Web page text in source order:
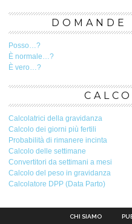
DOMANDE
Posso…?
È normale…?
È vero…?
Calcolatrici della gravidanza
Calcolo dei giorni più fertili
Probabilità di rimanere incinta
Calcolo delle settimane
Convertitori da settimani a mesi
Calcolo del peso in gravidanza
Calcolatore DPP (Data Parto)
CHI SIAMO